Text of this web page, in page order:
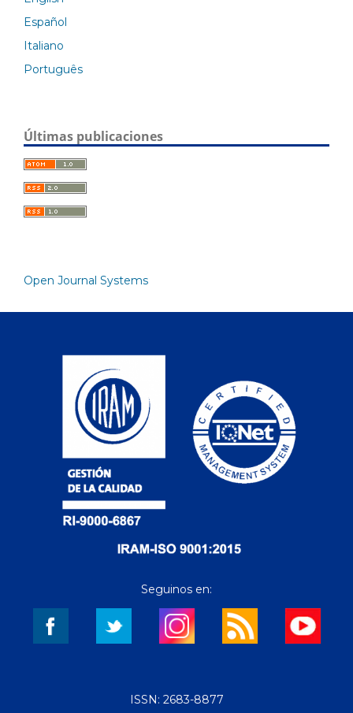
Español
Italiano
Português
Últimas publicaciones
Open Journal Systems
Seguinos en:
ISSN: 2683-8877